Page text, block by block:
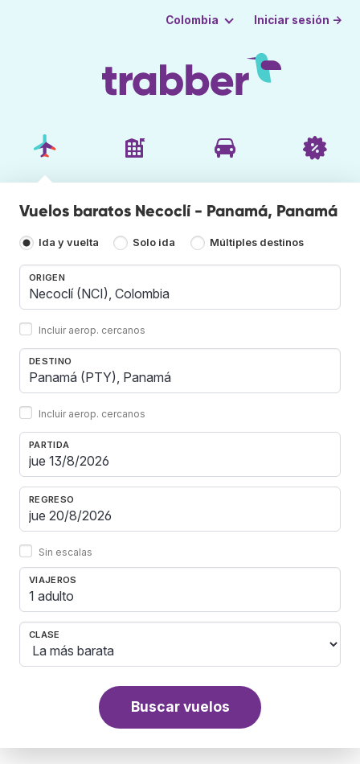
Colombia Iniciar sesión →
Vuelos baratos Necoclí - Panamá, Panamá
Ida y vuelta Solo ida Múltiples destinos
ORIGEN
Incluir aerop. cercanos
DESTINO
Incluir aerop. cercanos
PARTIDA
REGRESO
Sin escalas
VIAJEROS
1 adulto
CLASE
Buscar vuelos